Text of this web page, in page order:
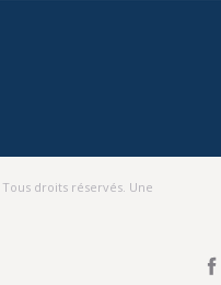
droits réservés. Une